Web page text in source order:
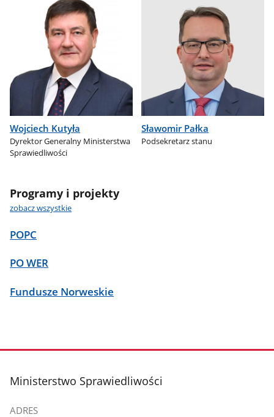
Wojciech Kutyła
Dyrektor Generalny Ministerstwa
Sprawiedliwości
Sławomir Pałka
Podsekretarz stanu
Programy i projekty
zobacz wszystkie
POPC
PO WER
Fundusze Norweskie
stopka
Ministerstwo Sprawiedliwości
ADRES